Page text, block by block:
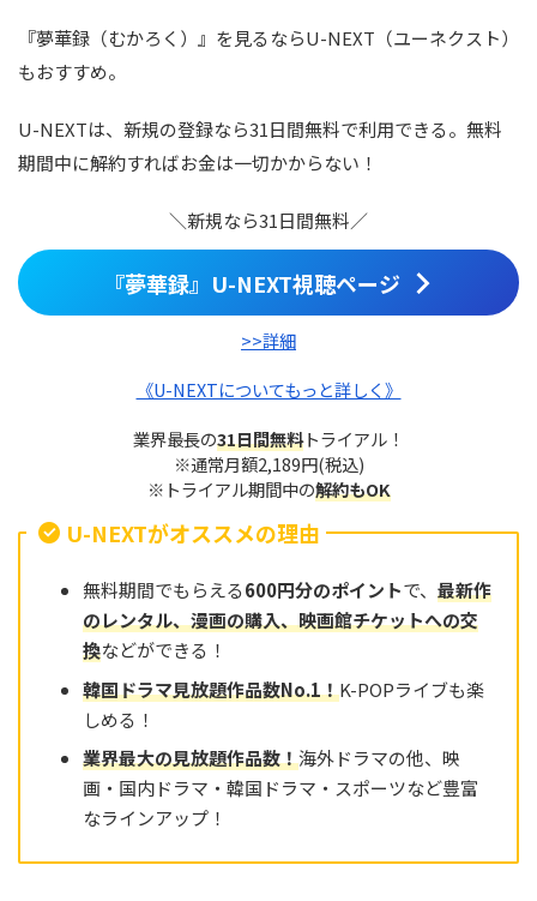
『夢華録（むかろく）』を見るならU-NEXT（ユーネクスト）
もおすすめ。
U-NEXTは、新規の登録なら31日間無料で利用できる。無料
期間中に解約すればお金は一切かからない！
＼新規なら31日間無料／
『夢華録』U-NEXT視聴ページ
>>詳細
《U-NEXTについてもっと詳しく》
業界最長の31日間無料トライアル！
※通常月額2,189円(税込)
※トライアル期間中の解約もOK
U-NEXTがオススメの理由
無料期間でもらえる600円分のポイントで、 最新作
のレンタル、漫画の購入、映画館チケットへの交
換などができる！
韓国ドラマ見放題作品数No.1！K-POPライブも楽
しめる！
業界最大の見放題作品数！海外ドラマの他、映
画・国内ドラマ・韓国ドラマ・スポーツなど豊富
なラインアップ！